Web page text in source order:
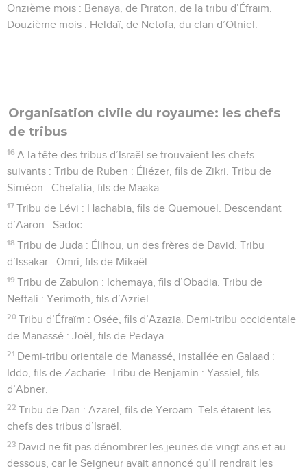
Onzième mois : Benaya, de Piraton, de la tribu d’Éfraïm.
Douzième mois : Heldaï, de Netofa, du clan d’Otniel.
Organisation civile du royaume: les chefs
de tribus
16 A la tête des tribus d’Israël se trouvaient les chefs
suivants : Tribu de Ruben : Éliézer, fils de Zikri. Tribu de
Siméon : Chefatia, fils de Maaka.
17 Tribu de Lévi : Hachabia, fils de Quemouel. Descendant
d’Aaron : Sadoc.
18 Tribu de Juda : Élihou, un des frères de David. Tribu
d’Issakar : Omri, fils de Mikaël.
19 Tribu de Zabulon : Ichemaya, fils d’Obadia. Tribu de
Neftali : Yerimoth, fils d’Azriel.
20 Tribu d’Éfraïm : Osée, fils d’Azazia. Demi-tribu occidentale
de Manassé : Joël, fils de Pedaya.
21 Demi-tribu orientale de Manassé, installée en Galaad :
Iddo, fils de Zacharie. Tribu de Benjamin : Yassiel, fils
d’Abner.
22 Tribu de Dan : Azarel, fils de Yeroam. Tels étaient les
chefs des tribus d’Israël.
23 David ne fit pas dénombrer les jeunes de vingt ans et au-
dessous, car le Seigneur avait annoncé qu’il rendrait les